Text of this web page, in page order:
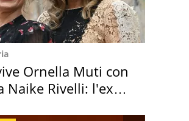
Ornella Muti con
Naike Rivelli: l'ex